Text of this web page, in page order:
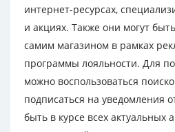
интернет-ресурсах,
и акциях. Также они могут
самим магазином в рамках
программы лояльности. Для
можно воспользоваться
подписаться на уведомления
быть в курсе всех актуальных